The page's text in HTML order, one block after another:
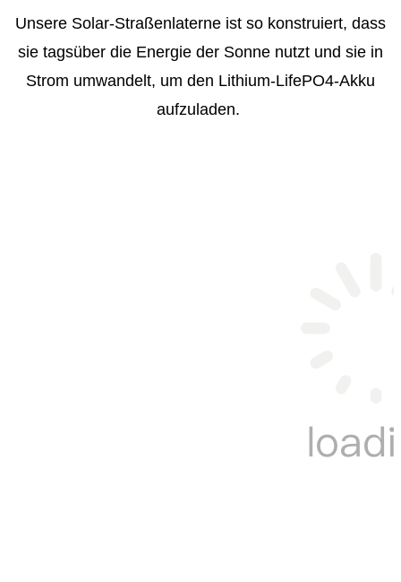
Unsere Solar-Straßenlaterne ist so konstruiert, dass
sie tagsüber die Energie der Sonne nutzt und sie in
Strom umwandelt, um den Lithium-LifePO4-Akku
aufzuladen.